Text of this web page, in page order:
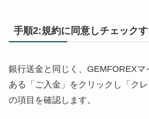
手順2:規約に同意しチェックす
銀行送金と同じく、GEMFOREXマ
ある「ご入金」をクリックし「クレ
の項目を確認します。